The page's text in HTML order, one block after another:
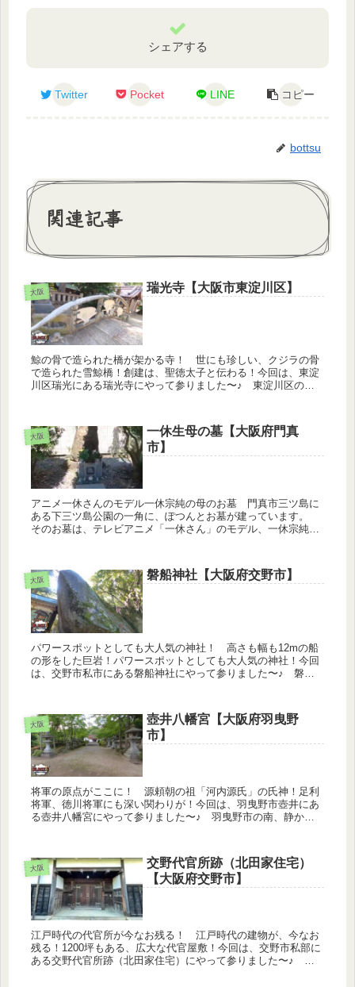
シェアする
Twitter Pocket LINE コピー
bottsu
関連記事
大阪 瑞光寺【大阪市東淀川区】
鯨の骨で造られた橋が架かる寺！ 世にも珍しい、クジラの骨
で造られた雪鯨橋！創建は、聖徳太子と伝わる！今回は、東淀
川区瑞光にある瑞光寺にやって参りました〜♪ 東淀川区の住
大阪
一休生母の墓【大阪府門真
市】
アニメ一休さんのモデル一休宗純の母のお墓 門真市三ツ島に
ある下三ツ島公園の一角に、ぽつんとお墓が建っています。
そのお墓は、テレビアニメ「一休さん」のモデル、一休宗純の
大阪 磐船神社【大阪府交野市】
パワースポットとしても大人気の神社！ 高さも幅も12mの船
の形をした巨岩！パワースポットとしても大人気の神社！今回
は、交野市私市にある磐船神社にやって参りました〜♪ 磐船
大阪
壺井八幡宮【大阪府羽曳野
市】
将軍の原点がここに！ 源頼朝の祖「河内源氏」の氏神！足利
将軍、徳川将軍にも深い関わりが！今回は、羽曳野市壺井にあ
る壺井八幡宮にやって参りました〜♪ 羽曳野市の南、静かな
大阪
交野代官所跡（北田家住宅）
【大阪府交野市】
江戸時代の代官所が今なお残る！ 江戸時代の建物が、今なお
残る！1200坪もある、広大な代官屋敷！今回は、交野市私部に
ある交野代官所跡（北田家住宅）にやって参りました〜♪ 静